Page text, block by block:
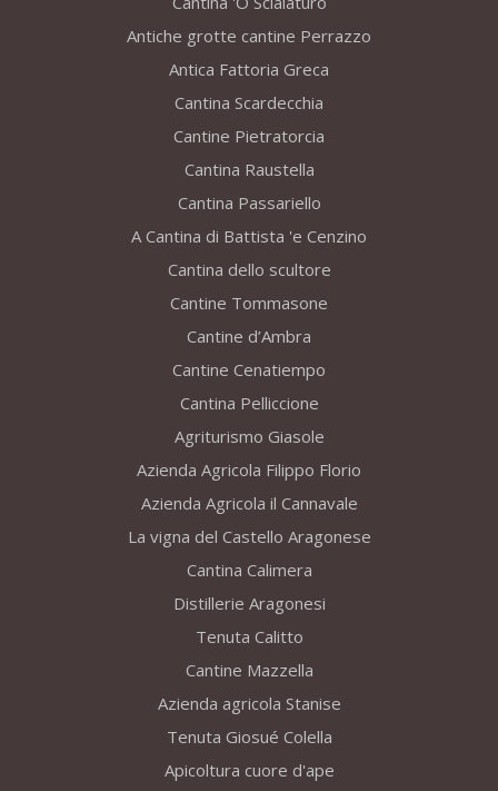
Antiche grotte cantine Perrazzo
Antica Fattoria Greca
Cantina Scardecchia
Cantine Pietratorcia
Cantina Raustella
Cantina Passariello
A Cantina di Battista 'e Cenzino
Cantina dello scultore
Cantine Tommasone
Cantine d’Ambra
Cantine Cenatiempo
Cantina Pelliccione
Agriturismo Giasole
Azienda Agricola Filippo Florio
Azienda Agricola il Cannavale
La vigna del Castello Aragonese
Cantina Calimera
Distillerie Aragonesi
Tenuta Calitto
Cantine Mazzella
Azienda agricola Stanise
Tenuta Giosué Colella
Apicoltura cuore d'ape